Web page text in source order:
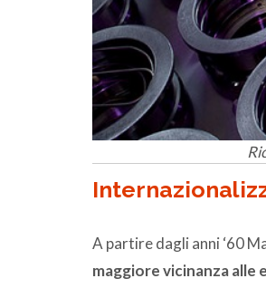
A partire dagli anni ‘60
maggiore vicinanza alle